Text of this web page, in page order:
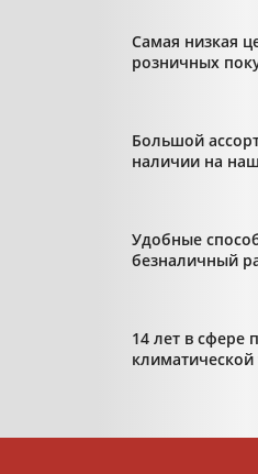
Самая низкая
розничных
Большой
наличии на
Удобные
безналичный
14 лет в сфере
климатической